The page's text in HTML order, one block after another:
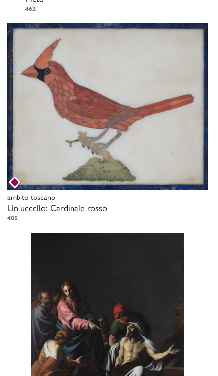
462
ambito toscano
Un uccello: Cardinale rosso
485